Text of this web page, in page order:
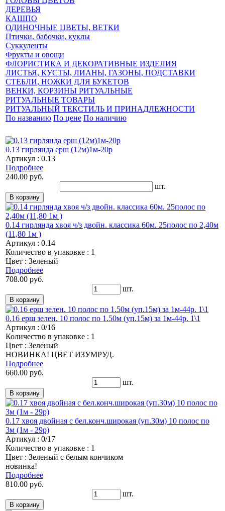
ДЕРЕВЬЯ
КАШПО
ОДИНОЧНЫЕ ЦВЕТЫ, ВЕТКИ
Птички, бабочки, куклы
Суккуленты
Фрукты и овощи
ФЛОРИСТИКА И ДЕКОРАТИВНЫЕ ИЗДЕЛИЯ
ЛИСТЬЯ, КУСТЫ, ЛИАНЫ, ГАЗОНЫ, ПОДСТАВКИ
СТЕБЛИ, НОЖКИ ДЛЯ БУКЕТОВ
ВЕНКИ, КОРЗИНЫ РИТУАЛЬНЫЕ
РИТУАЛЬНЫЕ ТОВАРЫ
РИТУАЛЬНЫЙ ТЕКСТИЛЬ И ПРИНАДЛЕЖНОСТИ
По названию По цене По наличию
0.13 гирлянда ерш (12м)1м-20р
Артикул : 0.13
Подробнее
240.00 руб.
шт.
0.14 гирлянда хвоя ч/з двойн. классика 60м. 25полос по 2,40м
(11,80 1м )
Артикул : 0.14
Количество в упаковке : 1
Цвет : Зеленый
Подробнее
708.00 руб.
шт.
0.16 ерш зелен. 10 полос по 1.50м (уп.15м) за 1м-44р. 1\1
Артикул : 0/16
Количество в упаковке : 1
Цвет : Зеленый
НОВИНКА! ЦВЕТ ИЗУМРУД.
Подробнее
660.00 руб.
шт.
0.17 хвоя двойная с бел.конч.широкая (уп.30м) 10 полос по
3м (1м - 29р)
Артикул : 0/17
Количество в упаковке : 1
Цвет : Зеленый с белым кончиком
новинка!
Подробнее
810.00 руб.
шт.